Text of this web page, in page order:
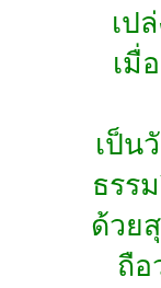
เป
เมื่
เป็น
ธรร
ด้วย
ถือ